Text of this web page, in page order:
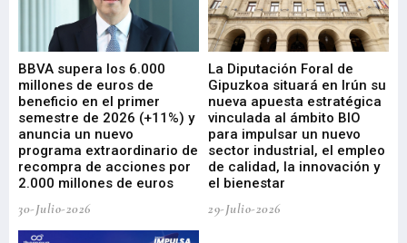
BBVA supera los 6.000
millones de euros de
beneficio en el primer
semestre de 2026 (+11%) y
anuncia un nuevo
programa extraordinario de
recompra de acciones por
2.000 millones de euros
30-Julio-2026
La Diputación Foral de
Gipuzkoa situará en Irún su
nueva apuesta estratégica
vinculada al ámbito BIO
para impulsar un nuevo
sector industrial, el empleo
de calidad, la innovación y
el bienestar
29-Julio-2026